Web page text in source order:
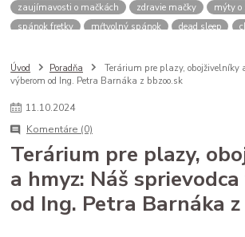
zaujímavosti o mačkách
zdravie mačky mýty o
spánok fretky
mŕtvolný spánok dead sleep
ako zmerať psa
meranie náhubku
náhubok
veľkosť náhubku
kožený náhubok
zmena času
Saccharomyces cerevisiae
B vitamíny
doplnky
zdravé trávenie
ako čítať obaly
kvalitné granule
krmivo pre psa
analytické zložky
proteín v
mačacie kŕmenie
Úvod Poradňa
Terárium pre plazy, obojživelníky
výberom od Ing. Petra Barnáka z bbzoo.sk
11.10.2024
Komentáre (0)
Terárium pre plazy,
a hmyz: Náš
od Ing. Petra Barnáka